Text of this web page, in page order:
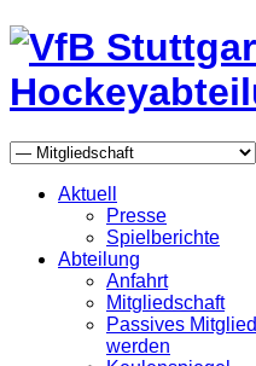
Aktuell
Presse
Spielberichte
Abteilung
Anfahrt
Mitgliedschaft
Passives Mitglied
werden